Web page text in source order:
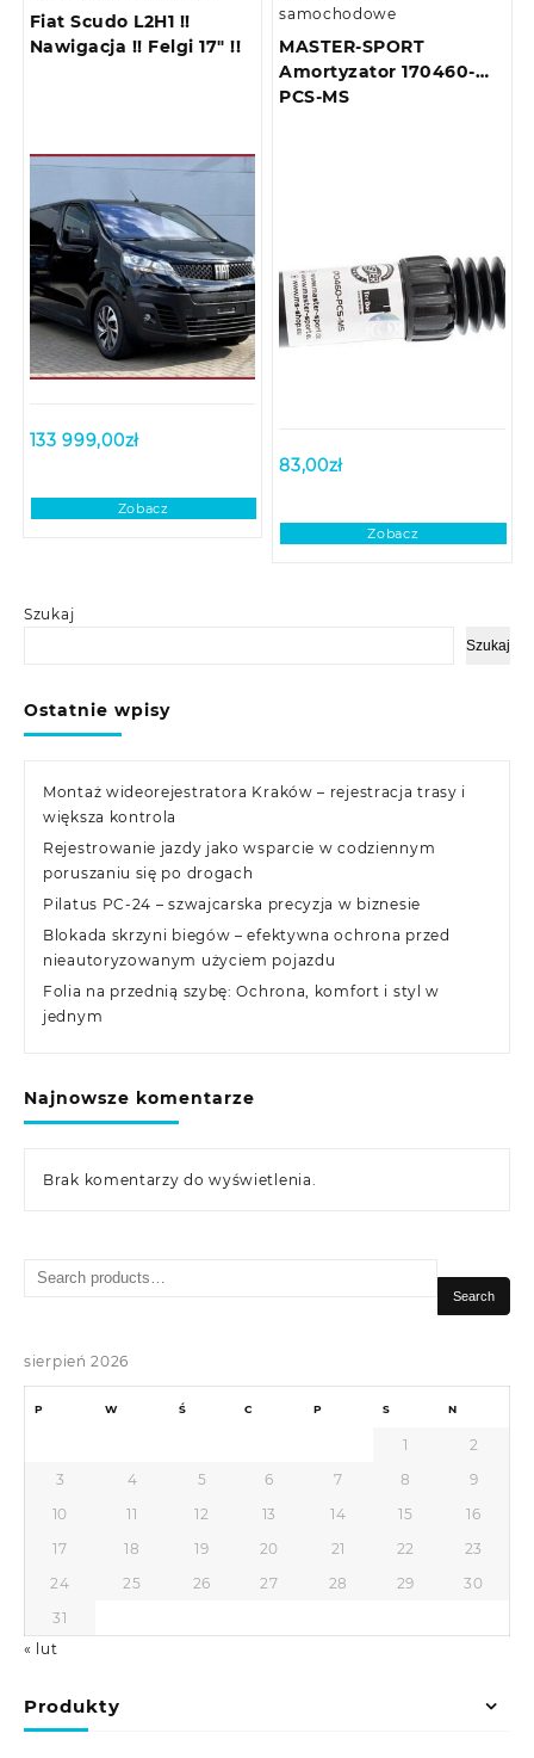
Szukaj
Szukaj
Ostatnie wpisy
Montaż wideorejestratora Kraków – rejestracja trasy i
większa kontrola
Rejestrowanie jazdy jako wsparcie w codziennym
poruszaniu się po drogach
Pilatus PC-24 – szwajcarska precyzja w biznesie
Blokada skrzyni biegów – efektywna ochrona przed
nieautoryzowanym użyciem pojazdu
Folia na przednią szybę: Ochrona, komfort i styl w
jednym
Najnowsze komentarze
Brak komentarzy do wyświetlenia.
Fiat Scudo L2H1 !!
Nawigacja !! Felgi 17″ !!
133 999,00zł
Zobacz
samochodowe
MASTER-SPORT
Amortyzator 170460-
PCS-MS
83,00zł
Zobacz
Search
Search
sierpień 2026
P W Ś C P S N
1
2
3
4 5 6 7 8
9
10
11 12 13 14 15
16
17
18 19 20 21 22
23
24
25 26 27 28 29
30
31
« lut
Produkty